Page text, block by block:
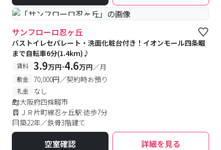
#予約受付中 #空室待ち
サンフローロ忍ヶ丘
バストイレセパレート・洗面化粧台付き！イオンモール四条畷
まで自転車6分(1.4km)♪
賃料 3.9万円-4.6万円／月
敷金 70,000円／契約時お預り
礼金
なし
大阪府四條畷市
ＪＲ片町線忍ヶ丘駅 徒歩7分
築22年／鉄骨3階建て
空室確認 詳細を見る